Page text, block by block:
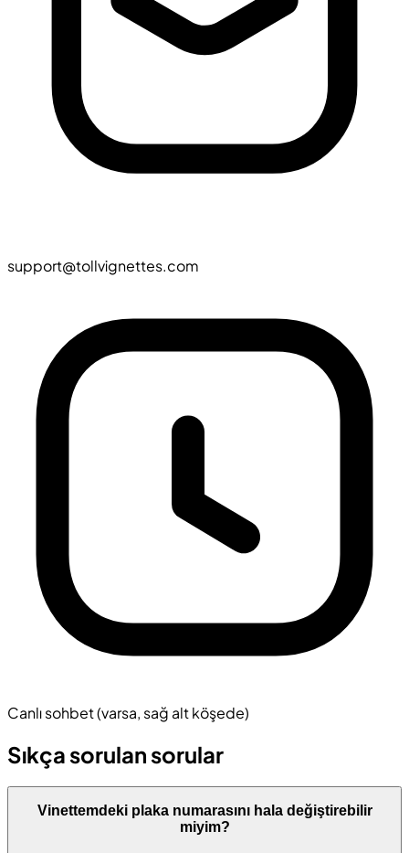
support@tollvignettes.com
Canlı sohbet (varsa, sağ alt köşede)
Sıkça sorulan sorular
Vinettemdeki plaka numarasını hala değiştirebilir
miyim?